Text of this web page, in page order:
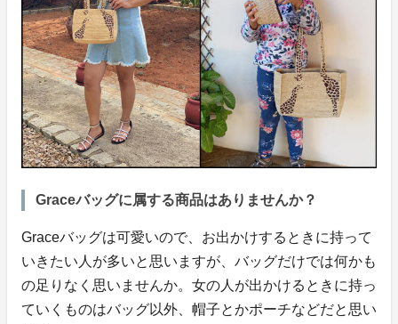
Graceバッグに属する商品はありませんか？
Graceバッグは可愛いので、お出かけするときに持って
いきたい人が多いと思いますが、バッグだけでは何かも
の足りなく思いませんか。女の人が出かけるときに持っ
ていくものはバッグ以外、帽子とかポーチなどだと思い